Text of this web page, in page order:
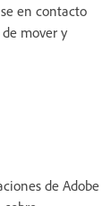
en contacto
mover y
de Adobe